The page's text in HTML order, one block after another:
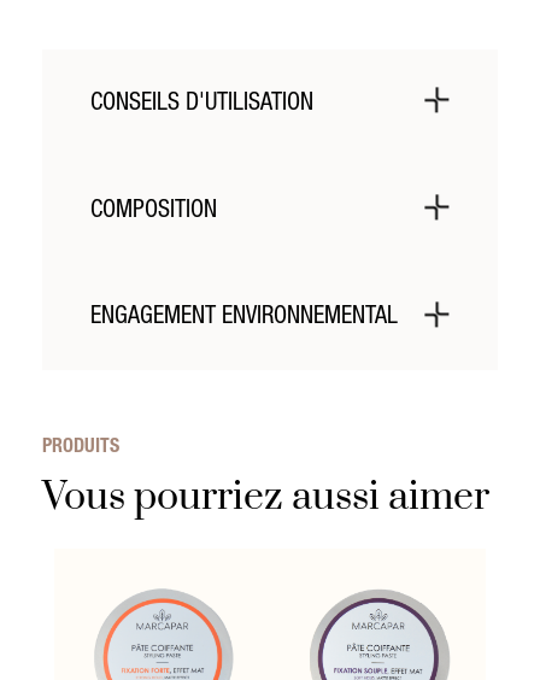
CONSEILS D'UTILISATION
COMPOSITION
leur résistance et leurs caractéristiques naturelles.
ENGAGEMENT ENVIRONNEMENTAL
du fer et du bois.
PRODUITS
Vous pourriez aussi aimer